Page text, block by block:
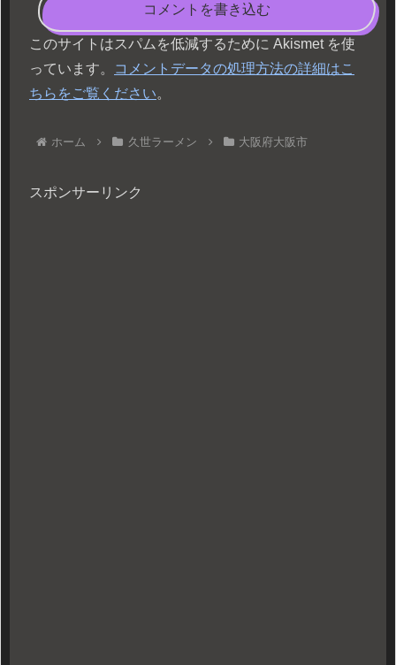
コメントを書き込む
このサイトはスパムを低減するために Akismet を使
っています。
コメントデータの処理方法の詳細はこ
ちらをご覧ください。
ホーム 久世ラーメン 大阪府大阪市
スポンサーリンク